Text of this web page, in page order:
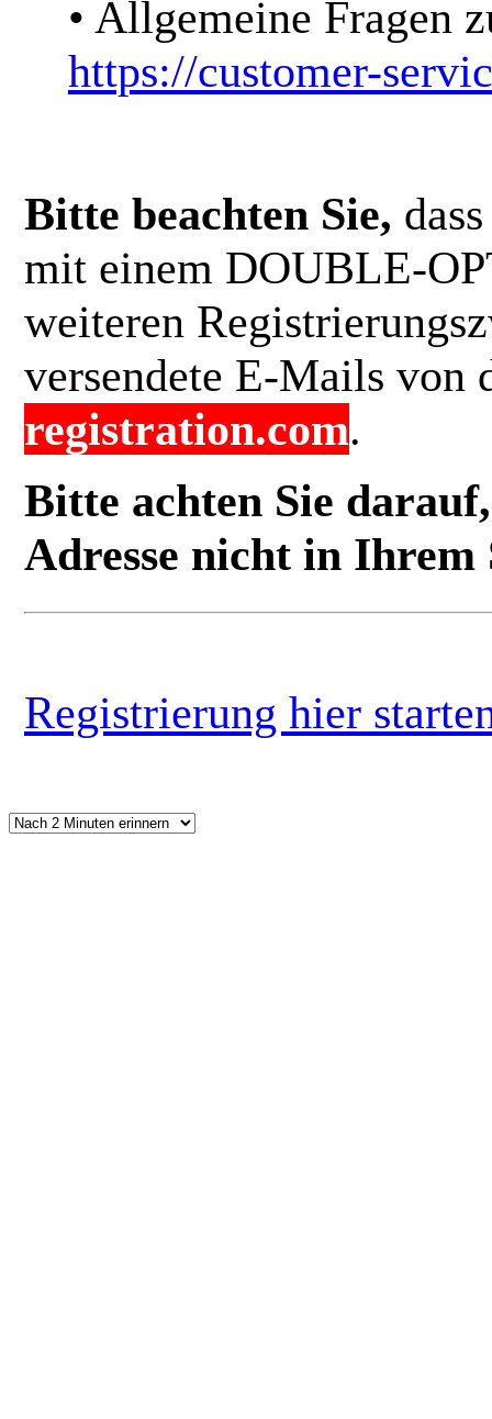
• Allgemeine Fragen
https://customer-
Bitte beachten Sie,
mit einem DOUBLE-
weiteren
versendete E-Mails von
registration.com.
Bitte achten Sie
Adresse nicht in
Registrierung hier